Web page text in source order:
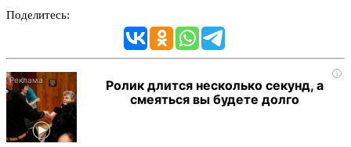
Поделитесь:
i
Ролик длится несколько секунд, а
смеяться вы будете долго